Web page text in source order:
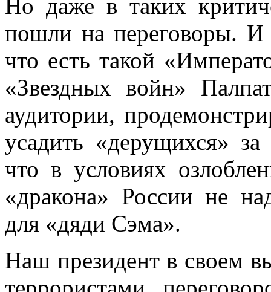
Но даже в таких
пошли на переговоры.
что есть такой
«Звездных войн»
аудитории,
усадить «дерущихся»
что в условиях
«дракона» России не
для «дяди Сэма».
Наш президент в своем